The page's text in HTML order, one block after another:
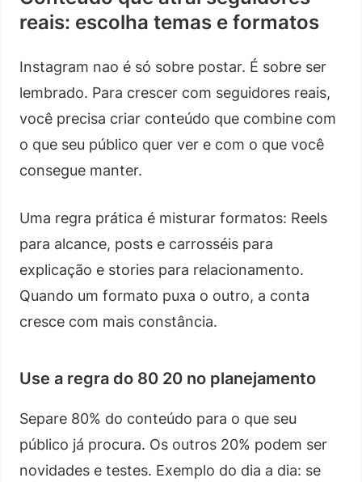
reais: escolha temas e formatos
Instagram nao é só sobre postar. É sobre ser
lembrado. Para crescer com seguidores reais,
você precisa criar conteúdo que combine com
o que seu público quer ver e com o que você
consegue manter.
Uma regra prática é misturar formatos: Reels
para alcance, posts e carrosséis para
explicação e stories para relacionamento.
Quando um formato puxa o outro, a conta
cresce com mais constância.
Use a regra do 80 20 no planejamento
Separe 80% do conteúdo para o que seu
público já procura. Os outros 20% podem ser
novidades e testes. Exemplo do dia a dia: se